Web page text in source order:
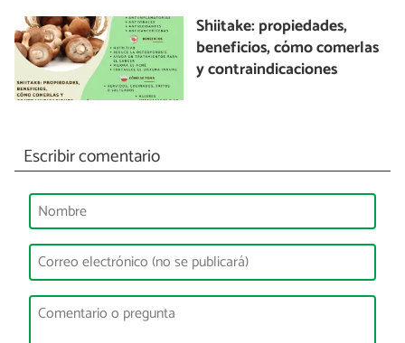
Shiitake: propiedades,
beneficios, cómo comerlas
y contraindicaciones
Escribir comentario